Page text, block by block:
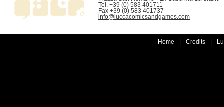
Tel. +39 (0) 583 401711
info@luccacomicsandgames.com
Home Credits